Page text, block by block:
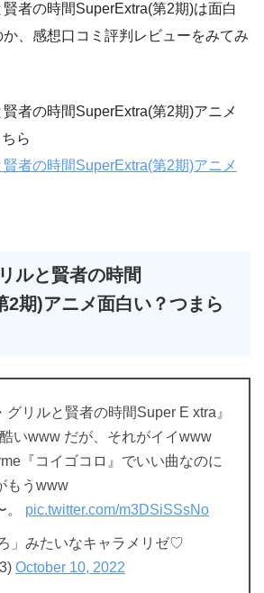
者の時間SuperExtra(第2期)は面白
、感想口コミ評判レビューをみてみ
者の時間SuperExtra(第2期)アニメ
ら
者の時間SuperExtra(第2期)アニメ
ルと賢者の時間
期)アニメ面白い？つまら
グリルと賢者の時間Super E xtra』
いwww だが、それがイイwww
『コイゴコロ』でいい曲なのに
もうwww
。 pic.twitter.com/m3DSiSSsNo
」みたいなキャラメリゼ♡
October 10, 2022